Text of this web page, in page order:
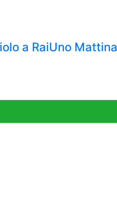
a RaiUno Mattina